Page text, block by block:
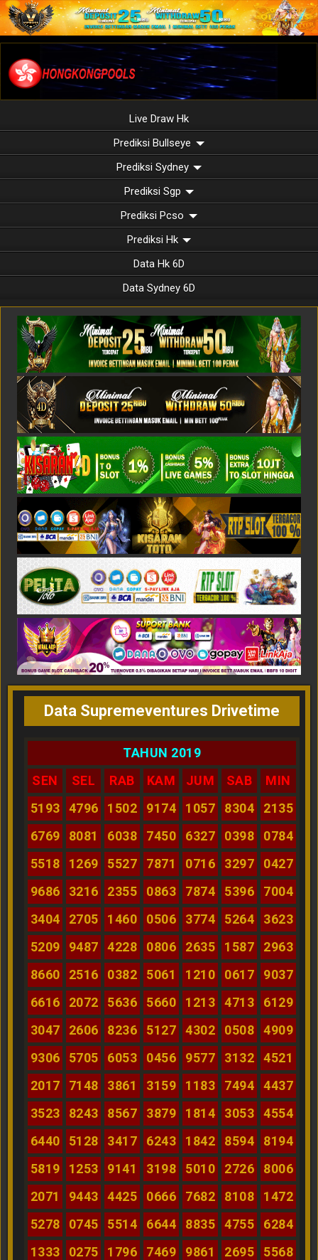
Live Draw Hk
Prediksi Bullseye
Prediksi Sydney
Prediksi Sgp
Prediksi Pcso
Prediksi Hk
Data Hk 6D
Data Sydney 6D
Data Supremeventures Drivetime
TAHUN 2019
SEN
SEL RAB KAM JUM SAB
MIN
5193
4796 1502 9174 1057 8304
2135
6769
8081 6038 7450 6327 0398
0784
5518
1269 5527 7871 0716 3297
0427
9686
3216 2355 0863 7874 5396
7004
3404
2705 1460 0506 3774 5264
3623
5209
9487 4228 0806 2635 1587
2963
8660
2516 0382 5061 1210 0617
9037
6616
2072 5636 5660 1213 4713
6129
3047
2606 8236 5127 4302 0508
4909
9306
5705 6053 0456 9577 3132
4521
2017
7148 3861 3159 1183 7494
4437
3523
8243 8567 3879 1814 3053
4554
6440
5128 3417 6243 1842 8594
8194
5819
1253 9141 3198 5010 2726
8006
2071
9443 4425 0666 7682 8108
1472
5278
0745 5514 6644 8835 4755
6284
1333
0275 1796 7469 9861 2695
5568